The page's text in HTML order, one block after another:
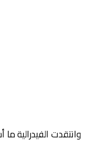
وانتقدت الفيدرالية